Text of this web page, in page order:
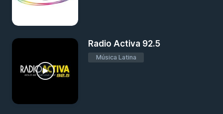
Radio Activa 92.5
Música Latina